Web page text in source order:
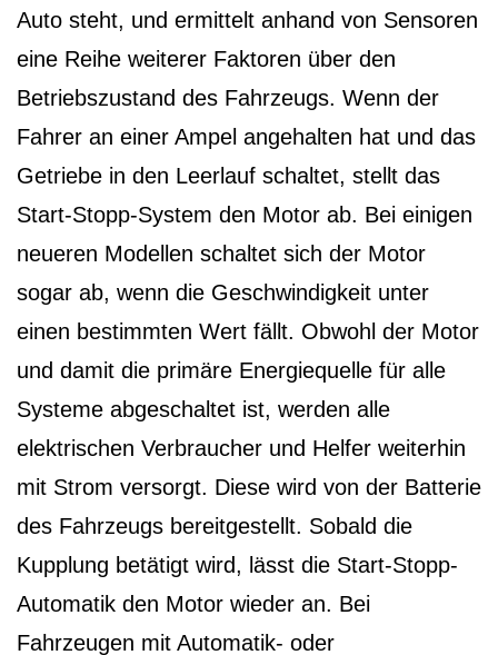
Auto steht, und ermittelt anhand von Sensoren
eine Reihe weiterer Faktoren über den
Betriebszustand des Fahrzeugs. Wenn der
Fahrer an einer Ampel angehalten hat und das
Getriebe in den Leerlauf schaltet, stellt das
Start-Stopp-System den Motor ab. Bei einigen
neueren Modellen schaltet sich der Motor
sogar ab, wenn die Geschwindigkeit unter
einen bestimmten Wert fällt. Obwohl der Motor
und damit die primäre Energiequelle für alle
Systeme abgeschaltet ist, werden alle
elektrischen Verbraucher und Helfer weiterhin
mit Strom versorgt. Diese wird von der Batterie
des Fahrzeugs bereitgestellt. Sobald die
Kupplung betätigt wird, lässt die Start-Stopp-
Automatik den Motor wieder an. Bei
Fahrzeugen mit Automatik- oder